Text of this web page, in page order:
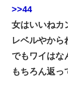
>>44
女はいいねカ
レベルやから
でもワイはな
もちろん返っ